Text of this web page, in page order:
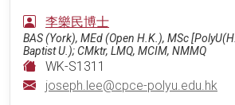
李樂民博士
BAS (York), MEd (Open H.K.), MSc
Baptist U.); CMktr, LMQ, MCIM, NMMQ
WK-S1311
joseph.lee@cpce-polyu.edu.hk